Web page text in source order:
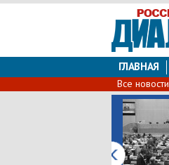
ГЛАВНАЯ
Все новости